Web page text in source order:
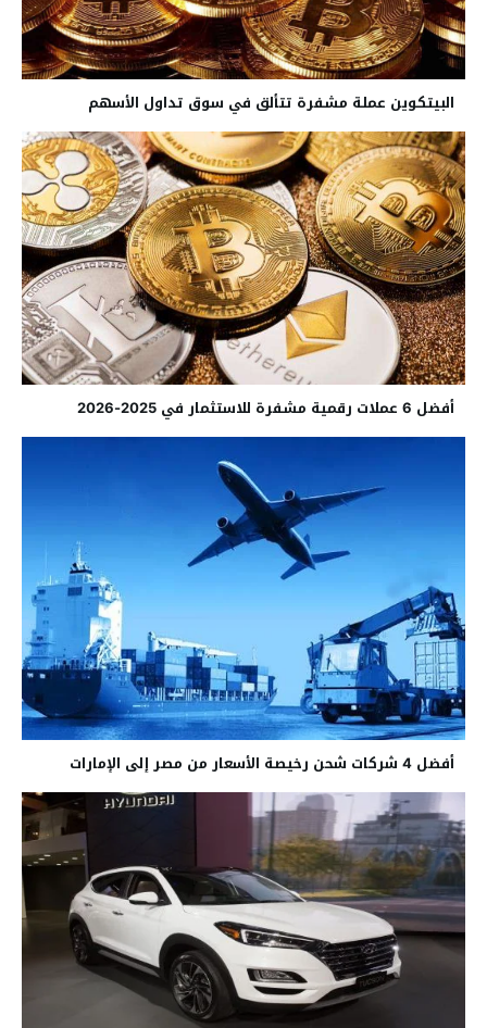
البيتكوين عملة مشفرة تتألق في سوق تداول الأسهم
أفضل 6 عملات رقمية مشفرة للاستثمار في 2025-2026
أفضل 4 شركات شحن رخيصة الأسعار من مصر إلى الإمارات